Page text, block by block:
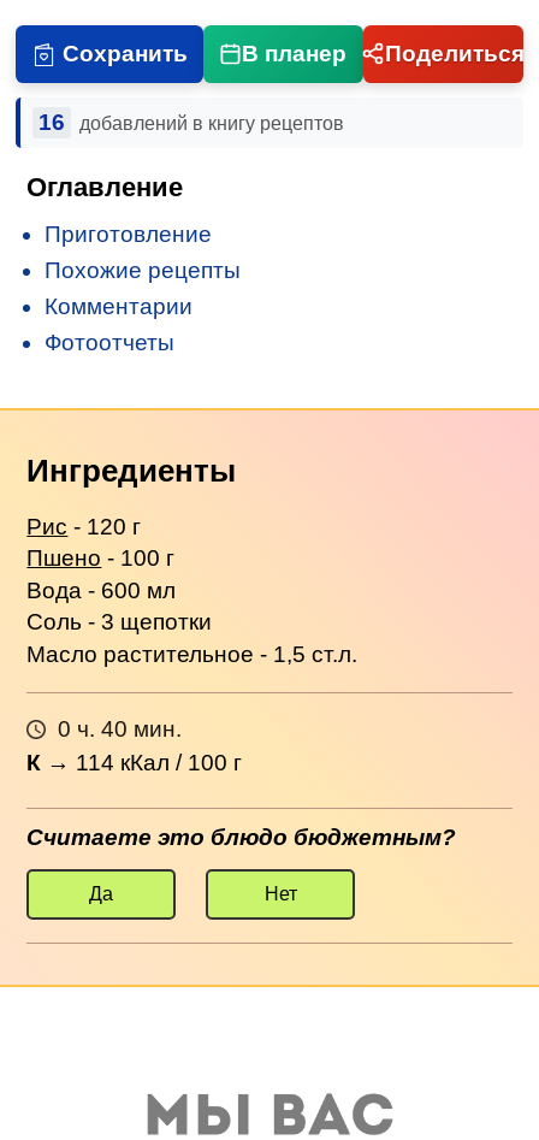
Сохранить В планер Поделиться
16 добавлений в книгу рецептов
Оглавление
Приготовление
Похожие рецепты
Комментарии
Фотоотчеты
Ингредиенты
Рис - 120 г
Пшено - 100 г
Вода - 600 мл
Соль - 3 щепотки
Масло растительное - 1,5 ст.л.
0 ч. 40 мин.
К → 114 кКал / 100 г
Считаете это блюдо бюджетным?
Да Нет